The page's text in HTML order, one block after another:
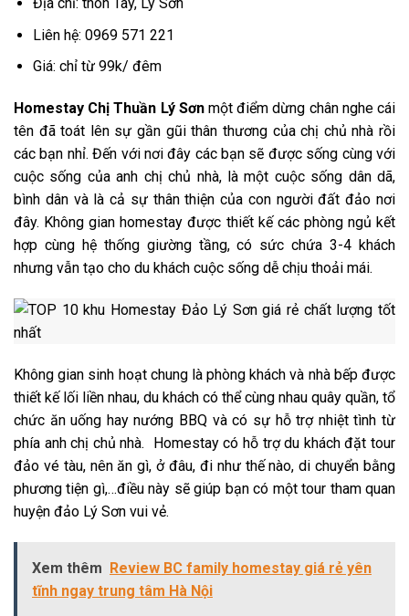
Liên hệ: 0969 571 221
Giá: chỉ từ 99k/ đêm
Homestay Chị Thuần Lý Sơnmột điểm dừng chân nghe cái
tên đã toát lên sự gần gũi thân thương của chị chủ nhà rồi
các bạn nhỉ. Đến với nơi đây các bạn sẽ được sống cùng với
cuộc sống của anh chị chủ nhà, là một cuộc sống dân dã,
bình dân và là cả sự thân thiện của con người đất đảo nơi
đây. Không gian homestay được thiết kế các phòng ngủ kết
hợp cùng hệ thống giường tầng, có sức chứa 3-4 khách
nhưng vẫn tạo cho du khách cuộc sống dễ chịu thoải mái.
Không gian sinh hoạt chung là phòng khách và nhà bếp được
thiết kế lối liền nhau, du khách có thể cùng nhau quây quần, tổ
chức ăn uống hay nướng BBQ và có sự hỗ trợ nhiệt tình từ
phía anh chị chủ nhà. Homestay có hỗ trợ du khách đặt tour
đảo vé tàu, nên ăn gì, ở đâu, đi như thế nào, di chuyển bằng
phương tiện gì,…điều này sẽ giúp bạn có một tour tham quan
huyện đảo Lý Sơn vui vẻ.
Xem thêm Review BC family homestay giá rẻ yên
tĩnh ngay trung tâm Hà Nội